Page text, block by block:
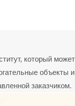
который
объекты
заказчиком.